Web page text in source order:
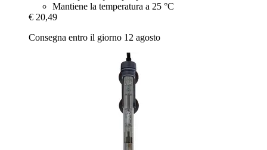
Mantiene la temperatura a 25 °C
€ 20,49
Consegna entro il giorno 12 agosto